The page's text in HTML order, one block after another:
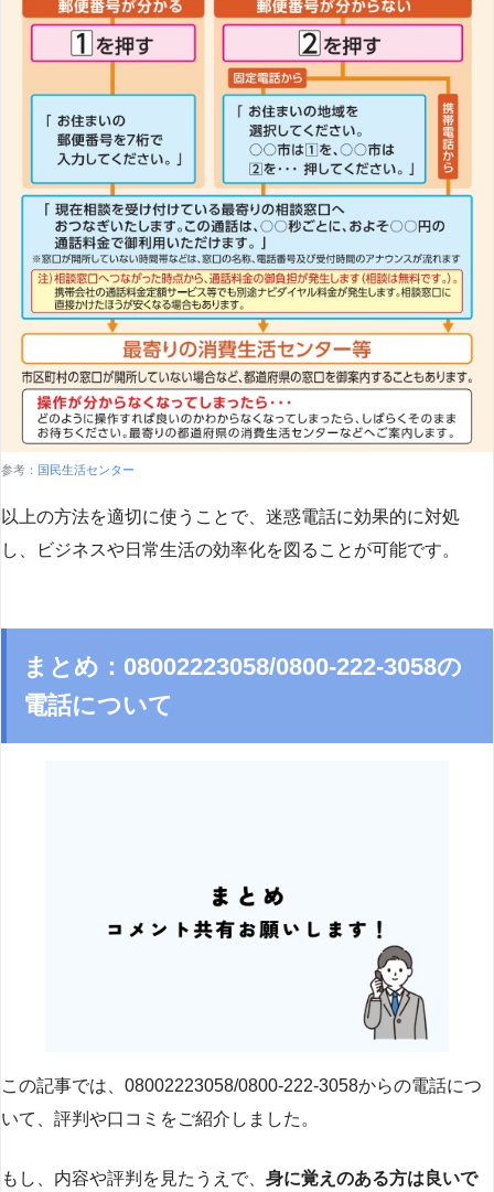
参考： 国民生活センター
以上の方法を適切に使うことで、迷惑電話に効果的に対処
し、ビジネスや日常生活の効率化を図ることが可能です。
まとめ：08002223058/0800-222-3058の
電話について
この記事では、08002223058/0800-222-3058からの電話につ
いて、評判や口コミをご紹介しました。
もし、内容や評判を見たうえで、 身に覚えのある方は良いで